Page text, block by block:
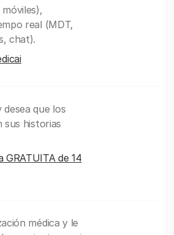
real (MDT,
chat).
desea que los
sus historias
de 14
médica y le